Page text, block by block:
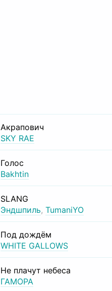
Акрапович
SKY RAE
Голос
Bakhtin
SLANG
Эндшпиль, TumaniYO
Под дождём
WHITE GALLOWS
Не плачут небеса
ГАМОРА